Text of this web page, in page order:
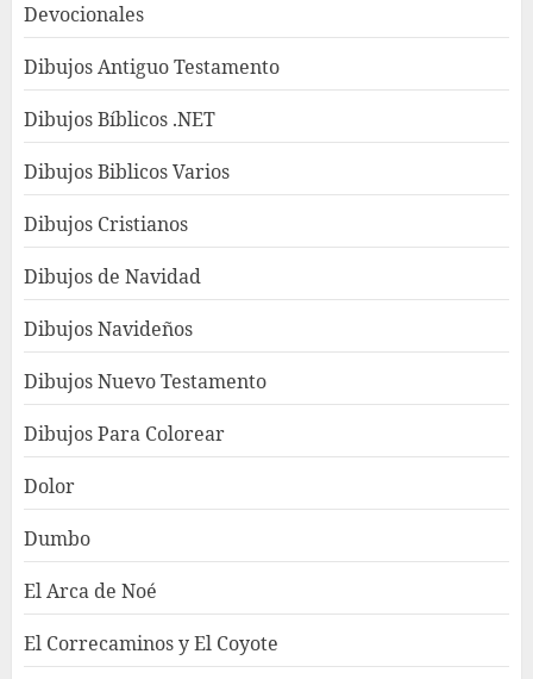
Devocionales
Dibujos Antiguo Testamento
Dibujos Bíblicos .NET
Dibujos Biblicos Varios
Dibujos Cristianos
Dibujos de Navidad
Dibujos Navideños
Dibujos Nuevo Testamento
Dibujos Para Colorear
Dolor
Dumbo
El Arca de Noé
El Correcaminos y El Coyote